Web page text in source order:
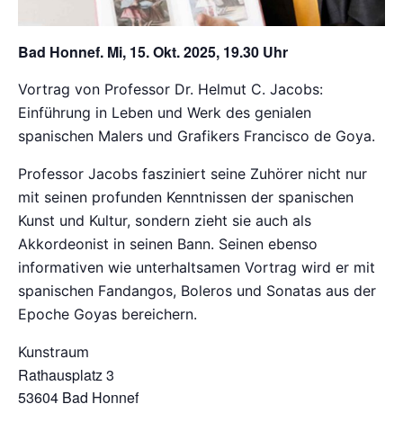
Bad Honnef. Mi, 15. Okt. 2025, 19.30 Uhr
Vortrag von Professor Dr. Helmut C. Jacobs:
Einführung in Leben und Werk des genialen
spanischen Malers und Grafikers Francisco de Goya.
Professor Jacobs fasziniert seine Zuhörer nicht nur
mit seinen profunden Kenntnissen der spanischen
Kunst und Kultur, sondern zieht sie auch als
Akkordeonist in seinen Bann. Seinen ebenso
informativen wie unterhaltsamen Vortrag wird er mit
spanischen Fandangos, Boleros und Sonatas aus der
Epoche Goyas bereichern.
Kunstraum
Rathausplatz 3
53604 Bad Honnef